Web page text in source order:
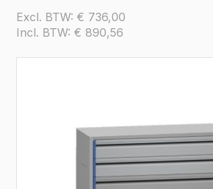
Excl. BTW: € 736,00
Incl. BTW: € 890,56